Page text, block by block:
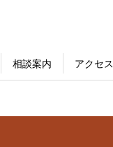
相談案内 アクセス